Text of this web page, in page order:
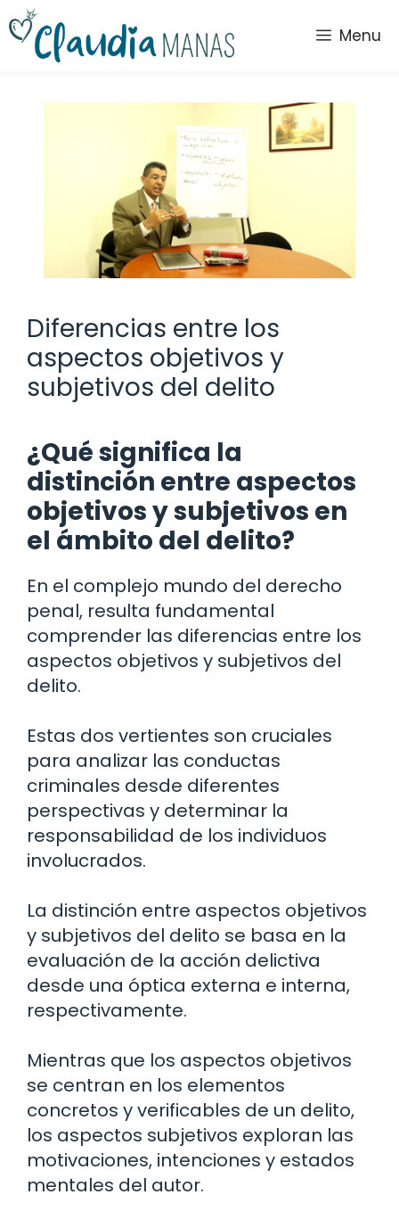
Saltar
al
contenido
Menu
Diferencias entre los
aspectos objetivos y
subjetivos del delito
¿Qué significa la
distinción entre aspectos
objetivos y subjetivos en
el ámbito del delito?
En el complejo mundo del derecho
penal, resulta fundamental
comprender las diferencias entre los
aspectos objetivos y subjetivos del
delito.
Estas dos vertientes son cruciales
para analizar las conductas
criminales desde diferentes
perspectivas y determinar la
responsabilidad de los individuos
involucrados.
La distinción entre aspectos objetivos
y subjetivos del delito se basa en la
evaluación de la acción delictiva
desde una óptica externa e interna,
respectivamente.
Mientras que los aspectos objetivos
se centran en los elementos
concretos y verificables de un delito,
los aspectos subjetivos exploran las
motivaciones, intenciones y estados
mentales del autor.